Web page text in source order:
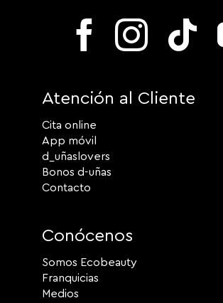
Atención al Cliente
Cita online
App móvil
d_uñaslovers
Bonos d-uñas
Contacto
Conócenos
Somos Ecobeauty
Franquicias
Medios